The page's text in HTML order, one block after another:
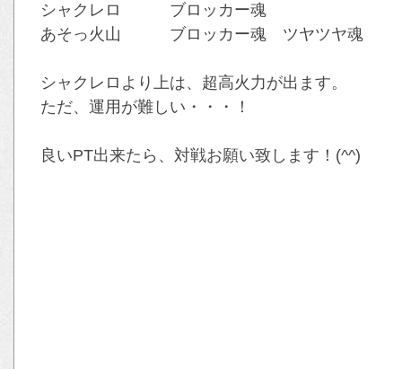
シャクレロ ブロッカー魂
あそっ火山 ブロッカー魂 ツヤツヤ魂
シャクレロより上は、超高火力が出ます。
ただ、運用が難しい・・・！
良いPT出来たら、対戦お願い致します！(^^)